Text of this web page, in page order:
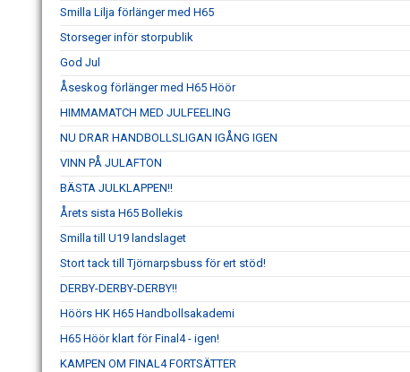
Smilla Lilja förlänger med H65
Storseger inför storpublik
God Jul
Åseskog förlänger med H65 Höör
HIMMAMATCH MED JULFEELING
NU DRAR HANDBOLLSLIGAN IGÅNG IGEN
VINN PÅ JULAFTON
BÄSTA JULKLAPPEN!!
Årets sista H65 Bollekis
Smilla till U19 landslaget
Stort tack till Tjörnarpsbuss för ert stöd!
DERBY-DERBY-DERBY!!
Höörs HK H65 Handbollsakademi
H65 Höör klart för Final4 - igen!
KAMPEN OM FINAL4 FORTSÄTTER